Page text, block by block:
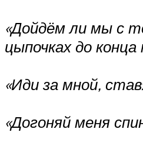
«Дойдём ли мы с
цыпочках до конца
«Иди за мной,
«Догоняй меня